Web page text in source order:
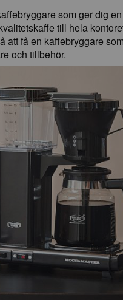
som ger dig
till hela
att få en kaffebryggare
och tillbehör.